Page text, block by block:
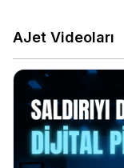
AJet Videoları